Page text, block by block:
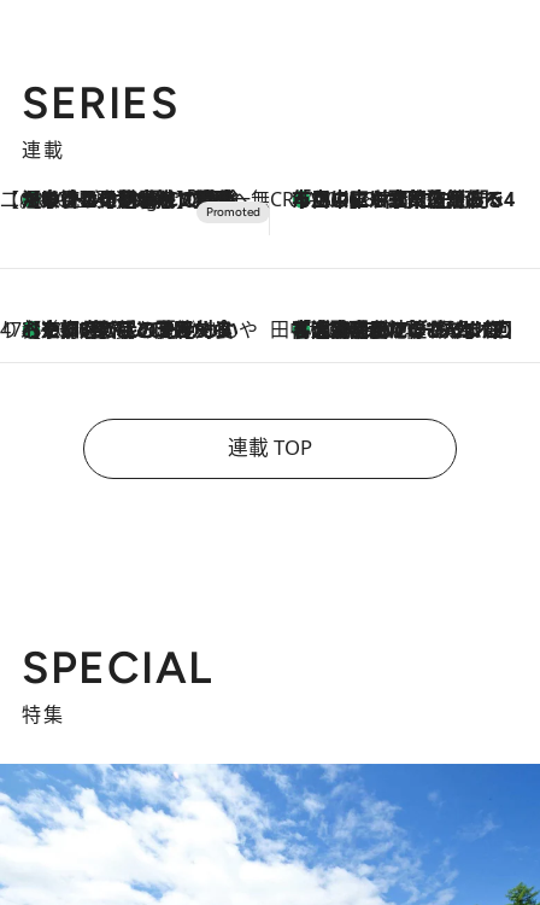
SERIES
連載
【CREA×星野リゾート】唯一無二。癒しと発見が待つ場所へ
10 Hours Ago
【トンボの足水浴】ヒノキの香りに包まれて涼感マックス！約13℃の湧水かけ流しを避暑地「星野温泉 トンボの湯」で体験 CREA'S CHOICE
2026.8.7
「立川にも歌舞伎があるんだよ」 片岡仁左衛門・市川中車ら豪華座組みで4年目の立川立飛歌舞伎へ
47都道府県の手みやげ ひんやりスイーツで夏を満喫
2026.8.7
【京都府】この夏絶対食べたい 冷やしておいしいおやつ3選 ひと口目から心を掴む新緑のテリーヌ 田中稲の勝手に再ブーム
2026.8.7
「湘南乃風に憧れて」観客大盛上がりの“タオル回し”に、ラッパー顔負けの高速歌唱まで…さだまさし（74）のアグレッシブすぎる現在地
連載 TOP
SPECIAL
特集